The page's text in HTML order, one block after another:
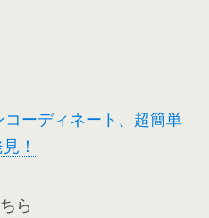
ーディネート、超簡単
！
ら